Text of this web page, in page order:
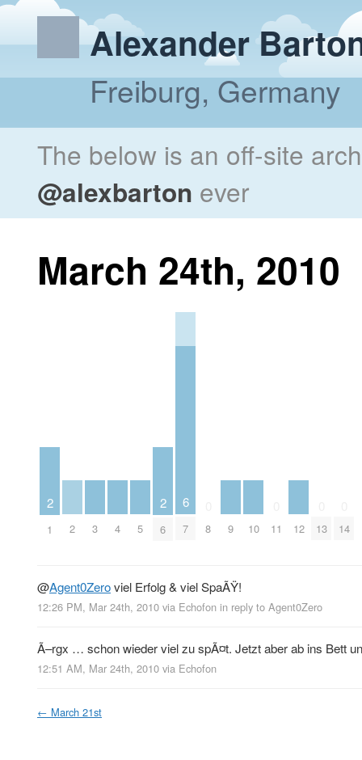
Alexander
Freiburg, Germany
The below is an off-site
@alexbarton ever
March 24th, 2010
2
1 2 3 4 5
2
6
6
7 8 9 10 11 12 13 14
@Agent0Zeroviel Erfolg & viel SpaÃŸ!
12:26 PM, Mar 24th, 2010 via Echofon in reply to Agent0Zero
Ã–rgx … schon wieder viel zu spÃ¤t. Jetzt aber ab ins Bett
12:51 AM, Mar 24th, 2010 via Echofon
← March 21st